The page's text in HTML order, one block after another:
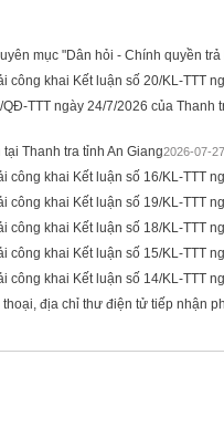
mục "Dân hỏi - Chính quyền
công khai Kết luận số 20/KL-TTT
TTT ngày 24/7/2026 của
Thanh tra tỉnh An Giang2026-07-
công khai Kết luận số 16/KL-TTT
công khai Kết luận số 19/KL-TTT
công khai Kết luận số 18/KL-TTT
công khai Kết luận số 15/KL-TTT
công khai Kết luận số 14/KL-TTT
địa chỉ thư điện tử tiếp nhận